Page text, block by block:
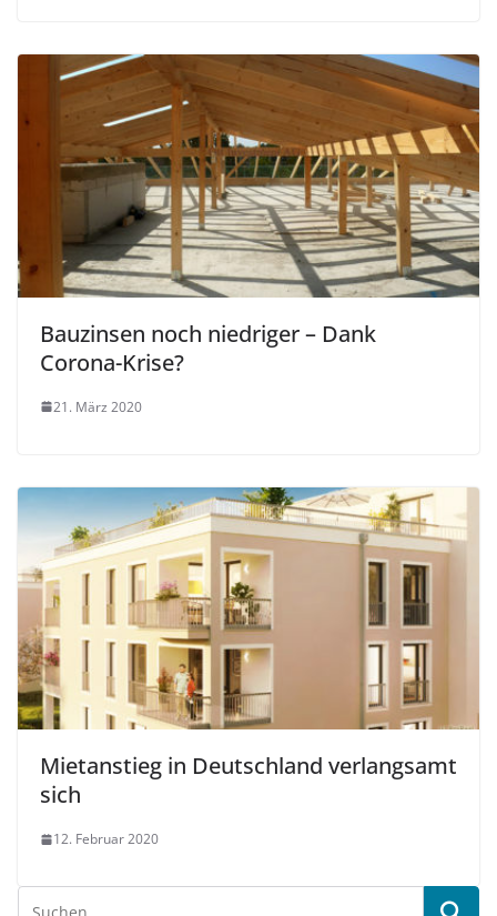
Bauzinsen noch niedriger – Dank
Corona-Krise?
21. März 2020
Mietanstieg in Deutschland verlangsamt
sich
12. Februar 2020